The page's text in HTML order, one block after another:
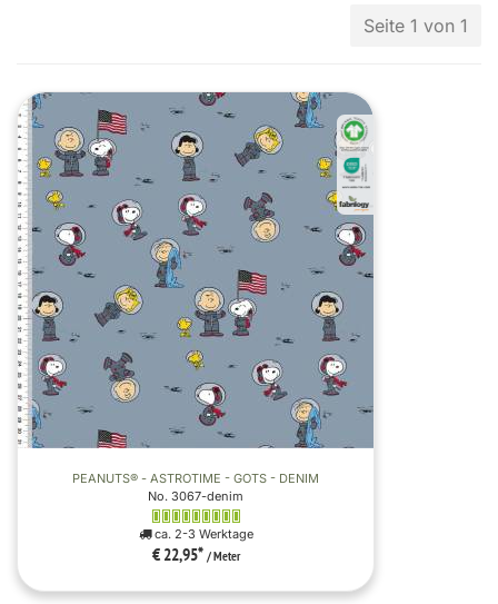
Seite 1 von 1
PEANUTS® - ASTROTIME - GOTS - DENIM
No. 3067-denim
ca. 2-3 Werktage
€ 22,95* / Meter